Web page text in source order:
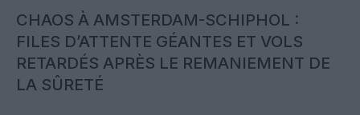
CHAOS À AMSTERDAM-SCHIPHOL :
FILES D’ATTENTE GÉANTES ET VOLS
RETARDÉS APRÈS LE REMANIEMENT DE
LA SÛRETÉ